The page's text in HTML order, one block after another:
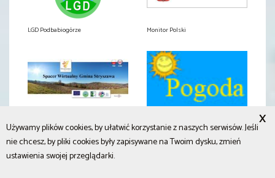
LGD Podbabiogórze Monitor Polski
Używamy plików cookies, by ułatwić korzystanie z naszych serwisów. Jeśli
nie chcesz, by pliki cookies były zapisywane na Twoim dysku, zmień
ustawienia swojej przeglądarki.
X